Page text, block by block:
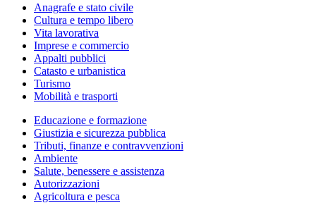
Anagrafe e stato civile
Cultura e tempo libero
Vita lavorativa
Imprese e commercio
Appalti pubblici
Catasto e urbanistica
Turismo
Mobilità e trasporti
Educazione e formazione
Giustizia e sicurezza pubblica
Tributi, finanze e contravvenzioni
Ambiente
Salute, benessere e assistenza
Autorizzazioni
Agricoltura e pesca